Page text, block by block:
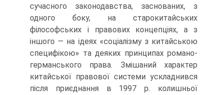
сучасного законодавства, заснованих, з
одного боку, на старокитайських
філософських і правових концепціях, а з
іншого — на ідеях «соціалізму з китайською
специфікою» та деяких принципах романо-
германського права. Змішаний характер
китайської правової системи ускладнився
після приєднання в 1997 р. колишньої